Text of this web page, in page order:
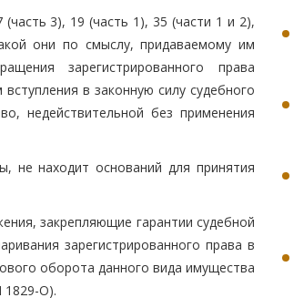
3), 19 (часть 1), 35 (части 1 и 2),
они по смыслу, придаваемому им
зарегистрированного права
в законную силу судебного
недействительной без применения
не находит оснований для принятия
закрепляющие гарантии судебной
зарегистрированного права в
оборота данного вида имущества
1829-О).